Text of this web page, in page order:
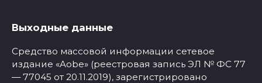
Выходные данные
Средство массовой информации сетевое
издание «Aobe» (реестровая запись ЭЛ № ФС 77
— 77045 от 20.11.2019), зарегистрировано